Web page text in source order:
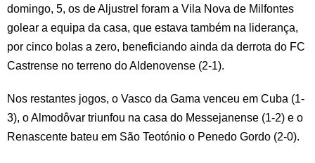
domingo, 5, os de Aljustrel foram a Vila Nova de Milfontes
golear a equipa da casa, que estava também na liderança,
por cinco bolas a zero, beneficiando ainda da derrota do FC
Castrense no terreno do Aldenovense (2-1).
Nos restantes jogos, o Vasco da Gama venceu em Cuba (1-
3), o Almodôvar triunfou na casa do Messejanense (1-2) e o
Renascente bateu em São Teotónio o Penedo Gordo (2-0).